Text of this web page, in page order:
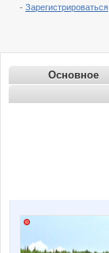
- Зарегистрироваться
Основное